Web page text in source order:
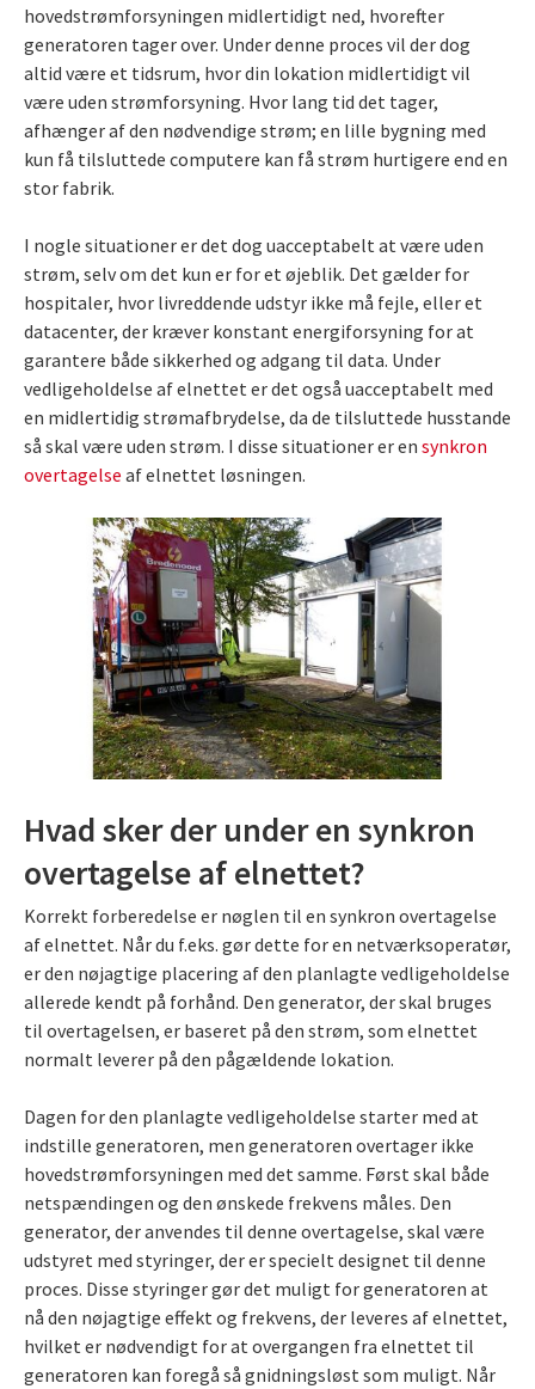
hovedstrømforsyningen midlertidigt ned, hvorefter
generatoren tager over. Under denne proces vil der dog
altid være et tidsrum, hvor din lokation midlertidigt vil
være uden strømforsyning. Hvor lang tid det tager,
afhænger af den nødvendige strøm; en lille bygning med
kun få tilsluttede computere kan få strøm hurtigere end en
stor fabrik.
I nogle situationer er det dog uacceptabelt at være uden
strøm, selv om det kun er for et øjeblik. Det gælder for
hospitaler, hvor livreddende udstyr ikke må fejle, eller et
datacenter, der kræver konstant energiforsyning for at
garantere både sikkerhed og adgang til data. Under
vedligeholdelse af elnettet er det også uacceptabelt med
en midlertidig strømafbrydelse, da de tilsluttede husstande
så skal være uden strøm. I disse situationer er en synkron
overtagelse af elnettet løsningen.
Hvad sker der under en synkron
overtagelse af elnettet?
Korrekt forberedelse er nøglen til en synkron overtagelse
af elnettet. Når du f.eks. gør dette for en netværksoperatør,
er den nøjagtige placering af den planlagte vedligeholdelse
allerede kendt på forhånd. Den generator, der skal bruges
til overtagelsen, er baseret på den strøm, som elnettet
normalt leverer på den pågældende lokation.
Dagen for den planlagte vedligeholdelse starter med at
indstille generatoren, men generatoren overtager ikke
hovedstrømforsyningen med det samme. Først skal både
netspændingen og den ønskede frekvens måles. Den
generator, der anvendes til denne overtagelse, skal være
udstyret med styringer, der er specielt designet til denne
proces. Disse styringer gør det muligt for generatoren at
nå den nøjagtige effekt og frekvens, der leveres af elnettet,
hvilket er nødvendigt for at overgangen fra elnettet til
generatoren kan foregå så gnidningsløst som muligt. Når